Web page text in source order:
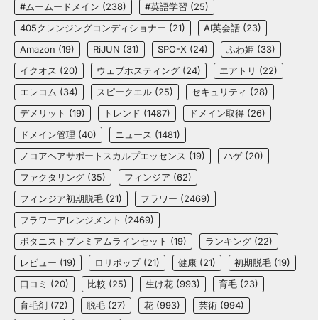
#ムームードメイン (238) #英語学習 (25)
405クレンジングコンディショナー (21) AI英会話 (23)
Amazon (19) RiJUN (31) SPO-X (24) ふわ姫 (33)
イクオス (20) ウェブホスティング (24) エアトリ (22)
エレコム (34) スピークエル (25) セキュリティ (28)
デメリット (19) トレンド (1487) ドメイン取得 (26)
ドメイン管理 (40) ニュース (1481)
ノコアヘアサポートスカルプエッセンス (19) ハゲ (20)
ファクタリング (35) フィンジア (62)
フィンジア初期脱毛 (21) フラワー (2469)
フラワーアレンジメント (2469)
ボタニストプレミアムラインセット (19) ランキング (22)
レビュー (19) ロリポップ(21) 健康 (21) 初期脱毛 (19)
口コミ (20) 比較 (25) 生け花 (993) 育毛 (23)
育毛剤 (72) 脱毛 (27) 花 (993) 芸術 (994)